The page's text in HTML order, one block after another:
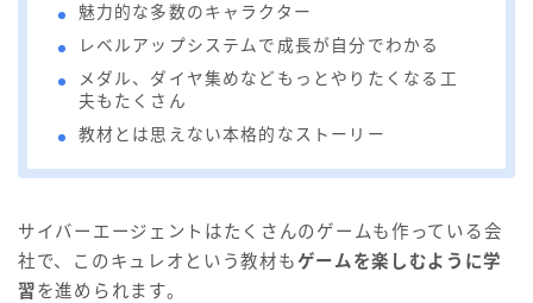
魅力的な多数のキャラクター
レベルアップシステムで成長が自分でわかる
メダル、ダイヤ集めなどもっとやりたくなる工
夫もたくさん
教材とは思えない本格的なストーリー
サイバーエージェントはたくさんのゲームも作っている会
社で、このキュレオという教材もゲームを楽しむように学
習を進められます。